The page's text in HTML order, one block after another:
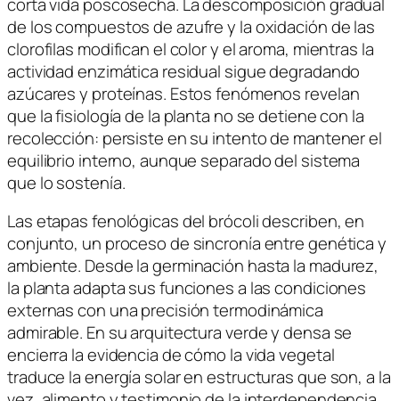
de los compuestos de azufre y la oxidación de las
clorofilas modifican el color y el aroma, mientras la
actividad enzimática residual sigue degradando
azúcares y proteínas. Estos fenómenos revelan
que la fisiología de la planta no se detiene con la
recolección: persiste en su intento de mantener el
equilibrio interno, aunque separado del sistema
que lo sostenía.
Las etapas fenológicas del brócoli describen, en
conjunto, un proceso de sincronía entre genética y
ambiente. Desde la germinación hasta la madurez,
la planta adapta sus funciones a las condiciones
externas con una precisión termodinámica
admirable. En su arquitectura verde y densa se
encierra la evidencia de cómo la vida vegetal
traduce la energía solar en estructuras que son, a la